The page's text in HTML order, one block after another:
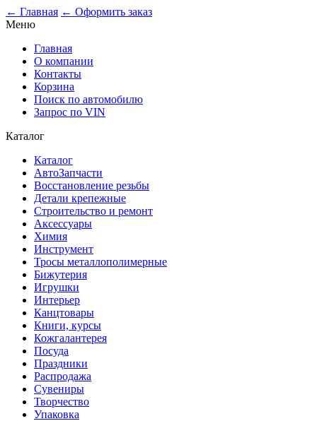
← Главная ← Оформить заказ
Меню
Главная
О компании
Контакты
Корзина
Поиск по автомобилю
Запрос по VIN
Каталог
Каталог
АвтоЗапчасти
Восстановление резьбы
Детали крепежные
Строительство и ремонт
Аксессуары
Химия
Инструмент
Тросы металлополимерные
Бижутерия
Игрушки
Интерьер
Канцтовары
Книги, курсы
Кожгалантерея
Посуда
Праздники
Распродажа
Сувениры
Творчество
Упаковка